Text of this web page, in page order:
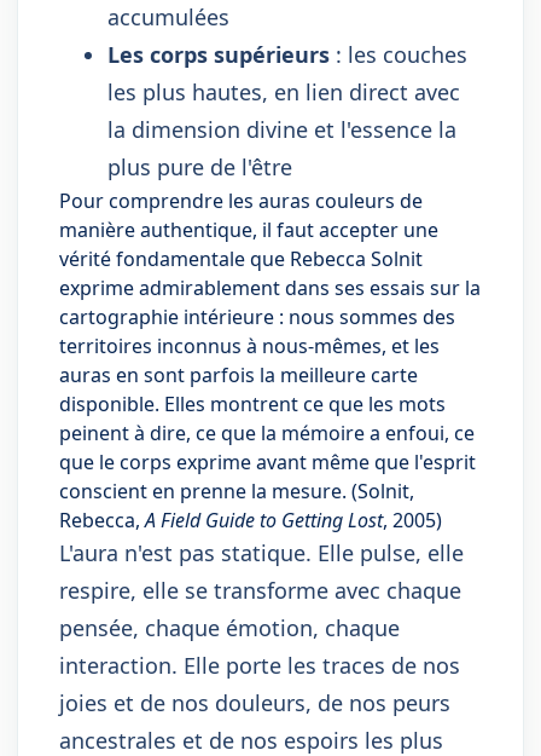
accumulées
Les corps supérieurs : les couches
les plus hautes, en lien direct avec
la dimension divine et l'essence la
plus pure de l'être
Pour comprendre les auras couleurs de
manière authentique, il faut accepter une
vérité fondamentale que Rebecca Solnit
exprime admirablement dans ses essais sur la
cartographie intérieure : nous sommes des
territoires inconnus à nous-mêmes, et les
auras en sont parfois la meilleure carte
disponible. Elles montrent ce que les mots
peinent à dire, ce que la mémoire a enfoui, ce
que le corps exprime avant même que l'esprit
conscient en prenne la mesure. (Solnit,
Rebecca,A Field Guide to Getting Lost, 2005)
L'aura n'est pas statique. Elle pulse, elle
respire, elle se transforme avec chaque
pensée, chaque émotion, chaque
interaction. Elle porte les traces de nos
joies et de nos douleurs, de nos peurs
ancestrales et de nos espoirs les plus